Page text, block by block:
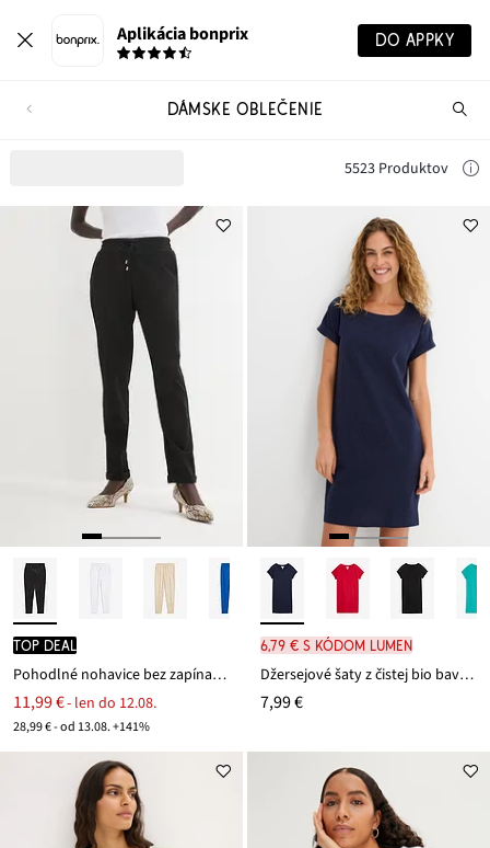
Aplikácia bonprix DO APPKY
DÁMSKE OBLEČENIE
5523 Produktov
TOP DEAL
Pohodlné nohavice bez zapínania Punto di Roma
11,99 €- len do 12.08.
28,99 € - od 13.08. +141%
6,79 € s kódom LUMEN
Džersejové šaty z čistej bio bavlny
7,99 €